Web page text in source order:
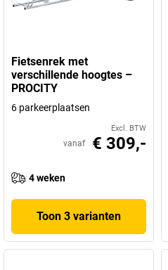
Fietsenrek met
verschillende hoogtes –
PROCITY
6 parkeerplaatsen
Excl. BTW
vanaf € 309,-
4 weken
Toon 3 varianten